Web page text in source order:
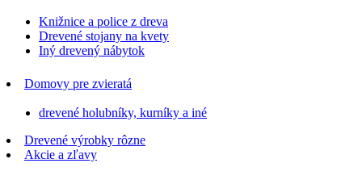
Knižnice a police z dreva
Drevené stojany na kvety
Iný drevený nábytok
Domovy pre zvieratá
drevené holubníky, kurníky a iné
Drevené výrobky rôzne
Akcie a zľavy